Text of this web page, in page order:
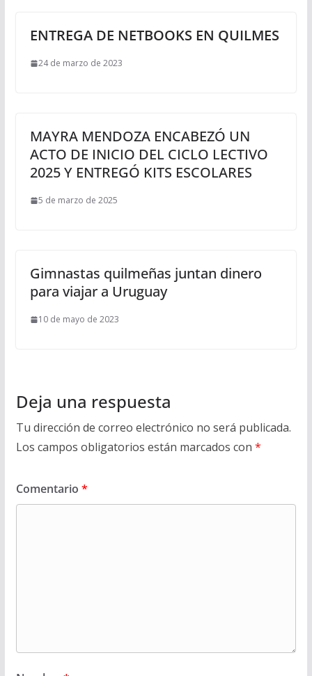
ENTREGA DE NETBOOKS EN QUILMES
24 de marzo de 2023
MAYRA MENDOZA ENCABEZÓ UN
ACTO DE INICIO DEL CICLO LECTIVO
2025 Y ENTREGÓ KITS ESCOLARES
5 de marzo de 2025
Gimnastas quilmeñas juntan dinero
para viajar a Uruguay
10 de mayo de 2023
Deja una respuesta
Tu dirección de correo electrónico no será publicada.
Los campos obligatorios están marcados con *
Comentario *